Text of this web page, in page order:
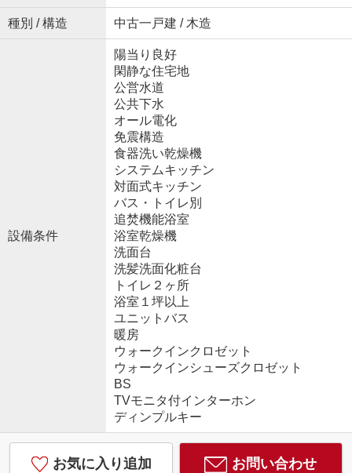
種別 / 構造 中古一戸建 / 木造
設備条件
陽当り良好
閑静な住宅地
公営水道
公共下水
オール電化
免震構造
食器洗い乾燥機
システムキッチン
対面式キッチン
バス・トイレ別
追焚機能浴室
浴室乾燥機
洗面台
洗髪洗面化粧台
トイレ２ヶ所
浴室１坪以上
ユニットバス
暖房
ウォークインクロゼット
ウォークインシューズクロゼット
BS
TVモニタ付インターホン
ディンプルキー
お気に入り追加 お問い合わせ